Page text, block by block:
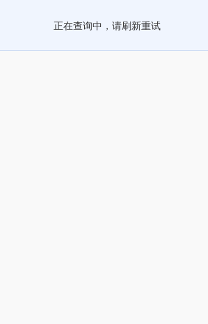
正在查询中，请刷新重试